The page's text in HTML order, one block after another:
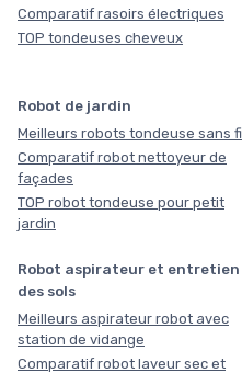
Comparatif rasoirs électriques
TOP tondeuses cheveux
Robot de jardin
Meilleurs robots tondeuse sans
Comparatif robot nettoyeur de
façades
TOP robot tondeuse pour petit
jardin
Robot aspirateur et entretien
des sols
Meilleurs aspirateur robot avec
station de vidange
Comparatif robot laveur sec et